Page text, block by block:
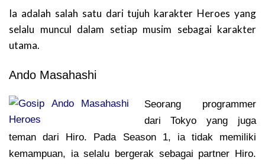
Ia adalah salah satu dari tujuh karakter Heroes yang
selalu muncul dalam setiap musim sebagai karakter
utama.
Ando Masahashi
Seorang programmer
dari Tokyo yang juga
teman dari Hiro. Pada Season 1, ia tidak memiliki
kemampuan, ia selalu bergerak sebagai partner Hiro.